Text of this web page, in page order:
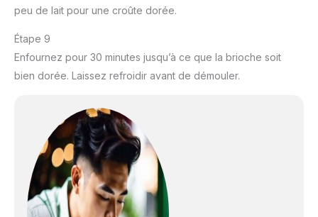
peu de lait pour une croûte dorée.
Étape 9
Enfournez pour 30 minutes jusqu’à ce que la brioche soit
bien dorée. Laissez refroidir avant de démouler.